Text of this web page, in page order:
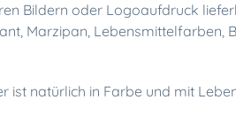
Bildern oder Logoaufdruck
Marzipan, Lebensmittelfarben,
ist natürlich in Farbe und mit